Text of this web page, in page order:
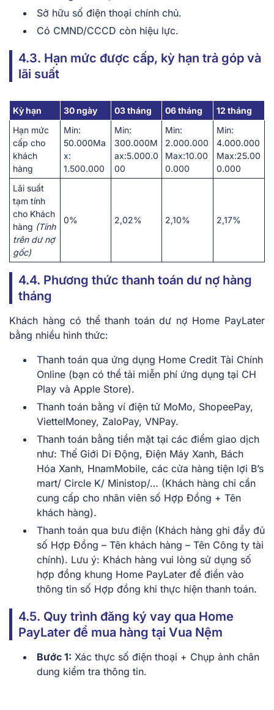
Sở hữu số điện thoại chính chủ.
Có CMND/CCCD còn hiệu lực.
4.3. Hạn mức được cấp, kỳ hạn trả góp và
lãi suất
Kỳ hạn 30 ngày 03 tháng 06 tháng
12 tháng
Hạn mức
cấp cho
khách
hàng
Min:
50.000Ma
x:
1.500.000
Min:
300.000M
ax:5.000.0
00
Min:
2.000.000
Max:10.00
0.000
Min:
4.000.000
Max:25.00
0.000
Lãi suất
tạm tính
cho Khách
hàng (Tính
trên dư nợ
gốc)
0% 2,02% 2,10% 2,17%
4.4. Phương thức thanh toán dư nợ hàng
tháng
Khách hàng có thể thanh toán dư nợ Home PayLater
bằng nhiều hình thức:
Thanh toán qua ứng dụng Home Credit Tài Chính
Online (bạn có thể tải miễn phí ứng dụng tại CH
Play và Apple Store).
Thanh toán bằng ví điện tử MoMo, ShopeePay,
ViettelMoney, ZaloPay, VNPay.
Thanh toán bằng tiền mặt tại các điểm giao dịch
như: Thế Giới Di Động, Điện Máy Xanh, Bách
Hóa Xanh, HnamMobile, các cửa hàng tiện lợi B’s
mart/ Circle K/ Ministop/… (Khách hàng chỉ cần
cung cấp cho nhân viên số Hợp Đồng + Tên
khách hàng).
Thanh toán qua bưu điện (Khách hàng ghi đầy đủ
số Hợp Đồng – Tên khách hàng – Tên Công ty tài
chính). Lưu ý: Khách hàng vui lòng sử dụng số
hợp đồng khung Home PayLater để điền vào
thông tin số Hợp đồng khi thực hiện thanh toán.
4.5. Quy trình đăng ký vay qua Home
PayLater để mua hàng tại Vua Nệm
Bước 1: Xác thực số điện thoại + Chụp ảnh chân
dung kiểm tra thông tin.